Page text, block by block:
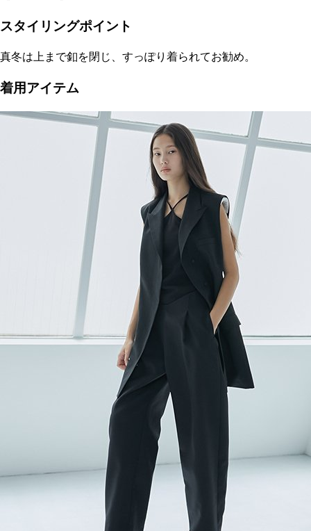
スタイリングポイント
真冬は上まで釦を閉じ、すっぽり着られてお勧め。
着用アイテム